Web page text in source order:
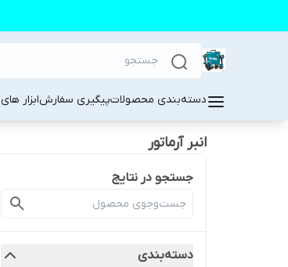
دسته‌بندی محصولاتپیگیری سفارشابزار
انبر آرماتور
جستجو در نتایج
دسته‌بندی